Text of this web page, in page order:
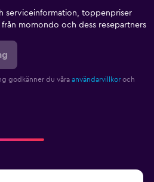
serviceinformation, toppenpriser
momondo och dess resepartners
godkänner du våra användarvillkor och